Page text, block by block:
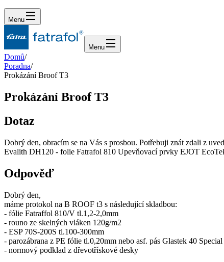
Menu
Menu
Domů/
Poradna/
Prokázání Broof T3
Prokázání Broof T3
Dotaz
Dobrý den, obracím se na Vás s prosbou. Potřebuji znát zdali z
Evalith DH120 - folie Fatrafol 810 Upevňovací prvky EJOT
Odpověď
Dobrý den,
máme protokol na B ROOF t3 s následující skladbou:
- fólie Fatraffol 810/V tl.1,2-2,0mm
- rouno ze skelných vláken 120g/m2
- ESP 70S-200S tl.100-300mm
- parozábrana z PE fólie tl.0,20mm nebo asf. pás Glastek 40
- normový podklad z dřevotřískové desky